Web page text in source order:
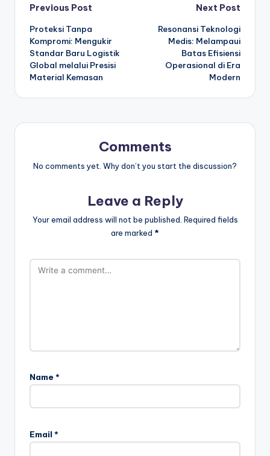
Post
navigation
Previous Post
Proteksi Tanpa
Kompromi: Mengukir
Standar Baru Logistik
Global melalui Presisi
Material Kemasan
Next Post
Resonansi Teknologi
Medis: Melampaui
Batas Efisiensi
Operasional di Era
Modern
Comments
No comments yet. Why don’t you start the discussion?
Leave a Reply
Your email address will not be published. Required fields
are marked *
Name *
Email *